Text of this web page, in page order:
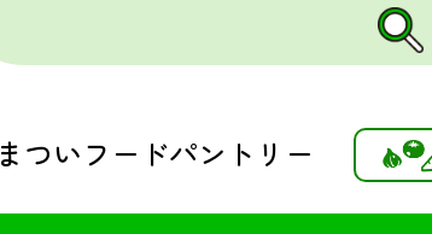
まついフードパントリー